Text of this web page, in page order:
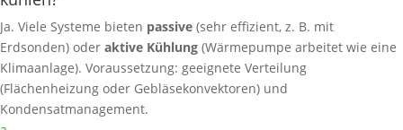
Ja. Viele Systeme bieten passive (sehr effizient, z. B. mit
Erdsonden) oder aktive Kühlung (Wärmepumpe arbeitet wie eine
Klimaanlage). Voraussetzung: geeignete Verteilung
(Flächenheizung oder Gebläsekonvektoren) und
Kondensatmanagement.